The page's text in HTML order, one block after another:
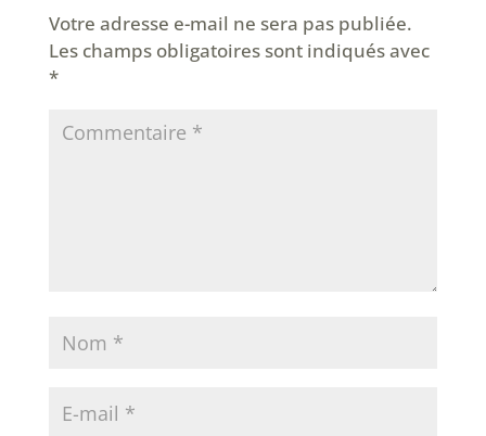
Votre adresse e-mail ne sera pas publiée.
Les champs obligatoires sont indiqués avec
*